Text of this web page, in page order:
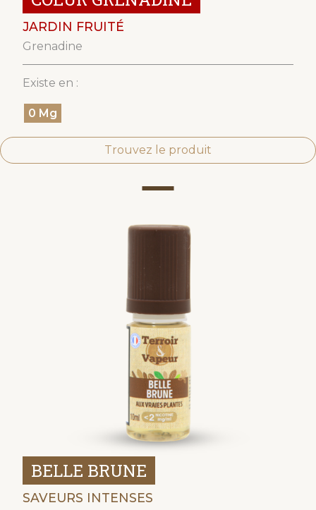
JARDIN FRUITÉ
Grenadine
Existe en :
0 Mg
Trouvez le produit
BELLE BRUNE
SAVEURS INTENSES